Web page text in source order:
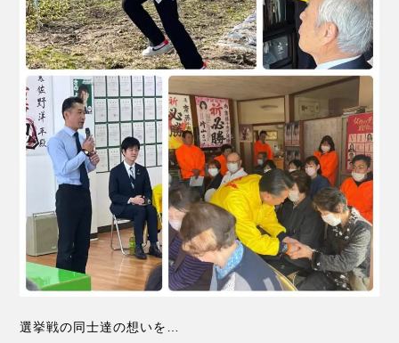
選挙戦の同士達の想いを…